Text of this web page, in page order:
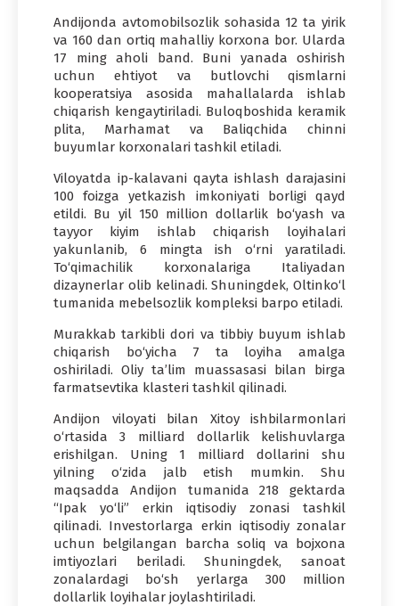
Andijonda avtomobilsozlik sohasida 12 ta yirik
va 160 dan ortiq mahalliy korxona bor. Ularda
17 ming aholi band. Buni yanada oshirish
uchun ehtiyot va butlovchi qismlarni
kooperatsiya asosida mahallalarda ishlab
chiqarish kengaytiriladi. Buloqboshida keramik
plita, Marhamat va Baliqchida chinni
buyumlar korxonalari tashkil etiladi.
Viloyatda ip-kalavani qayta ishlash darajasini
100 foizga yetkazish imkoniyati borligi qayd
etildi. Bu yil 150 million dollarlik bo‘yash va
tayyor kiyim ishlab chiqarish loyihalari
yakunlanib, 6 mingta ish o‘rni yaratiladi.
To‘qimachilik korxonalariga Italiyadan
dizaynerlar olib kelinadi. Shuningdek, Oltinko‘l
tumanida mebelsozlik kompleksi barpo etiladi.
Murakkab tarkibli dori va tibbiy buyum ishlab
chiqarish bo‘yicha 7 ta loyiha amalga
oshiriladi. Oliy ta’lim muassasasi bilan birga
farmatsevtika klasteri tashkil qilinadi.
Andijon viloyati bilan Xitoy ishbilarmonlari
o‘rtasida 3 milliard dollarlik kelishuvlarga
erishilgan. Uning 1 milliard dollarini shu
yilning o‘zida jalb etish mumkin. Shu
maqsadda Andijon tumanida 218 gektarda
“Ipak yo‘li” erkin iqtisodiy zonasi tashkil
qilinadi. Investorlarga erkin iqtisodiy zonalar
uchun belgilangan barcha soliq va bojxona
imtiyozlari beriladi. Shuningdek, sanoat
zonalardagi bo‘sh yerlarga 300 million
dollarlik loyihalar joylashtiriladi.